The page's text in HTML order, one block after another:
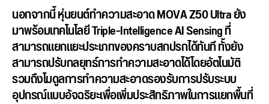
นอกจากนี้ หุ่นยนต์ทำความสะอาด MOVA Z50 Ultra ยัง
มาพร้อมเทคโนโลยีTriple-Intelligence AI Sensingที่
สามารถแยกแยะประเภทของคราบสกปรกได้ทันที ทั้งยัง
สามารถปรับกลยุทธ์การทำความสะอาดได้โดยอัตโนมัติ
รวมถึงโมดูลการทำความสะอาดรองรับการปรับระบบ
อุปกรณ์แบบอัจฉริยะเพื่อเพิ่มประสิทธิภาพในการแยกพื้นที่